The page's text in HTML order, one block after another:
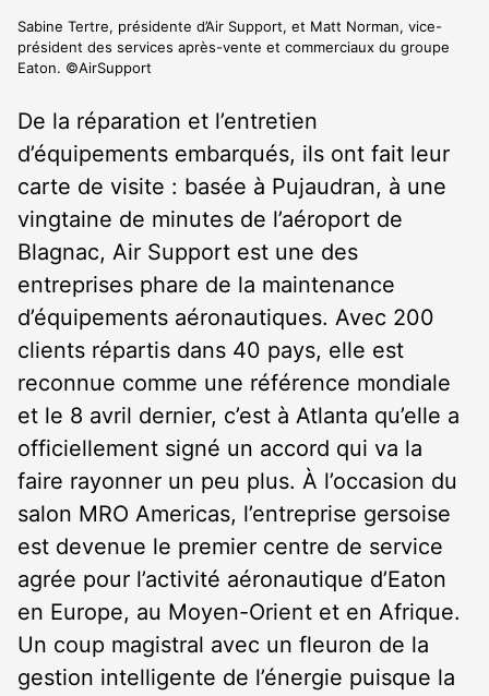
Sabine Tertre, présidente d’Air Support, et Matt Norman, vice-
président des services après-vente et commerciaux du groupe
Eaton. ©AirSupport
De la réparation et l’entretien
d’équipements embarqués, ils ont fait leur
carte de visite : basée à Pujaudran, à une
vingtaine de minutes de l’aéroport de
Blagnac, Air Support est une des
entreprises phare de la maintenance
d’équipements aéronautiques. Avec 200
clients répartis dans 40 pays, elle est
reconnue comme une référence mondiale
et le 8 avril dernier, c’est à Atlanta qu’elle a
officiellement signé un accord qui va la
faire rayonner un peu plus. À l’occasion du
salon MRO Americas, l’entreprise gersoise
est devenue le premier centre de service
agrée pour l’activité aéronautique d’Eaton
en Europe, au Moyen-Orient et en Afrique.
Un coup magistral avec un fleuron de la
gestion intelligente de l’énergie puisque la